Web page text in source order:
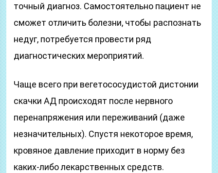
точный диагноз. Самостоятельно пациент не
сможет отличить болезни, чтобы распознать
недуг, потребуется провести ряд
диагностических мероприятий.
Чаще всего при вегетососудистой дистонии
скачки АД происходят после нервного
перенапряжения или переживаний (даже
незначительных). Спустя некоторое время,
кровяное давление приходит в норму без
каких-либо лекарственных средств.